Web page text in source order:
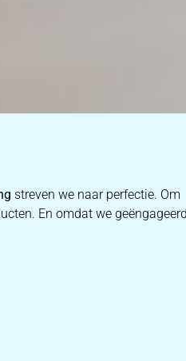
streven we naar perfectie. Om
En omdat we